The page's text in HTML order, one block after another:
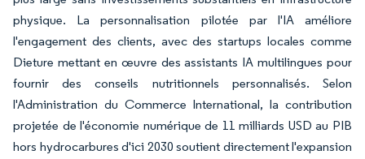
physique. La personnalisation pilotée par l'IA améliore
l'engagement des clients, avec des startups locales comme
Dieture mettant en œuvre des assistants IA multilingues pour
fournir des conseils nutritionnels personnalisés. Selon
l'Administration du Commerce International, la contribution
projetée de l'économie numérique de 11 milliards USD au PIB
hors hydrocarbures d'ici 2030 soutient directement l'expansion